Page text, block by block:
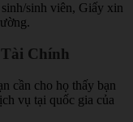
sinh viên, Giấy xin
Chính
cần cho họ thấy bạn
vụ tại quốc gia của